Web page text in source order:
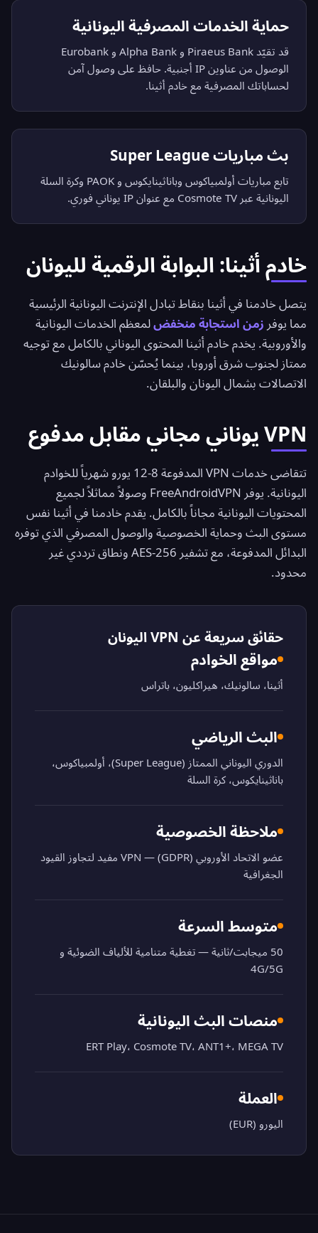
حماية الخدمات المصرفية اليونانية
قد تقيّد Piraeus Bank و Alpha Bank و Eurobank
الوصول من عناوين IP أجنبية. حافظ على وصول آمن
لحساباتك المصرفية مع خادم أثينا.
بث مباريات Super League
تابع مباريات أولمبياكوس وباناثينايكوس و PAOK وكرة السلة
اليونانية عبر Cosmote TV مع عنوان IP يوناني فوري.
خادم أثينا: البوابة الرقمية لليونان
يتصل خادمنا في أثينا بنقاط تبادل الإنترنت اليونانية الرئيسية
مما يوفر زمن استجابة منخفضلمعظم الخدمات اليونانية
والأوروبية. يخدم خادم أثينا المحتوى اليوناني بالكامل مع توجيه
ممتاز لجنوب شرق أوروبا، بينما يُحسّن خادم سالونيك
الاتصالات بشمال اليونان والبلقان.
VPN يوناني مجاني مقابل مدفوع
تتقاضى خدمات VPN المدفوعة 8-12 يورو شهرياً للخوادم
اليونانية. يوفر FreeAndroidVPN وصولاً مماثلاً لجميع
المحتويات اليونانية مجاناً بالكامل. يقدم خادمنا في أثينا نفس
مستوى البث وحماية الخصوصية والوصول المصرفي الذي توفره
البدائل المدفوعة، مع تشفير AES-256 ونطاق ترددي غير
محدود.
حقائق سريعة عن VPN اليونان
مواقع الخوادم
أثينا، سالونيك، هيراكليون، باتراس
البث الرياضي
الدوري اليوناني الممتاز (Super League)، أولمبياكوس،
باناثينايكوس، كرة السلة
ملاحظة الخصوصية
عضو الاتحاد الأوروبي (GDPR) — VPN مفيد لتجاوز القيود
الجغرافية
متوسط السرعة
50 ميجابت/ثانية — تغطية متنامية للألياف الضوئية و
4G/5G
منصات البث اليونانية
ERT Play، Cosmote TV، ANT1+، MEGA TV
العملة
اليورو (EUR)